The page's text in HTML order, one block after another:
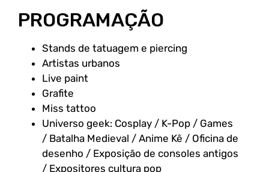
PROGRAMAÇÃO
Stands de tatuagem e piercing
Artistas urbanos
Live paint
Grafite
Miss tattoo
Universo geek: Cosplay / K-Pop / Games
/ Batalha Medieval / Anime Kê / Oficina de
desenho / Exposição de consoles antigos
/ Expositores cultura pop